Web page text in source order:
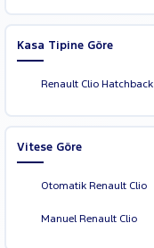
Kasa Tipine Göre
Renault Clio Hatchback
Vitese Göre
Otomatik Renault Clio
Manuel Renault Clio